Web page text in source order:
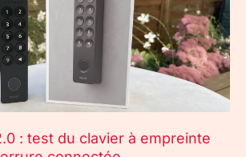
: test du clavier à empreinte